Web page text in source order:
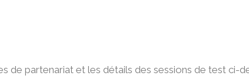
de partenariat et les détails des sessions de test ci-